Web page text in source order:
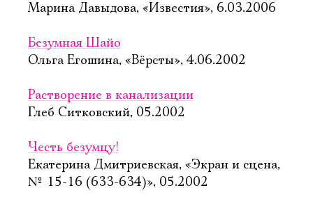
Марина Давыдова, «Известия», 6.03.2006
Безумная Шайо
Ольга Егошина, «Вёрсты», 4.06.2002
Растворение в канализации
Глеб Ситковский, 05.2002
Честь безумцу!
Екатерина Дмитриевская, «Экран и сцена,
№ 15-16 (633-634)», 05.2002